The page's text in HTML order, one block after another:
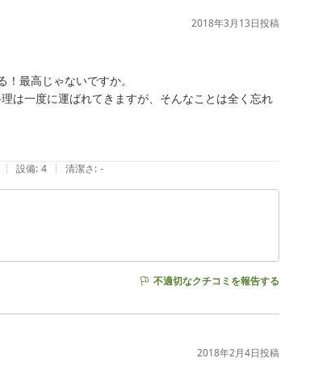
2018年3月13日投稿
最高じゃないですか。
は一度に運ばれてきますが、そんなことは全く忘れ
| 設備: 4 | 清潔さ: -
不適切なクチコミを報告する
2018年2月4日投稿